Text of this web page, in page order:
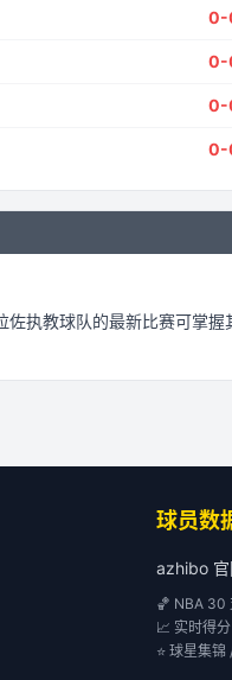
0-
0-
0-
0-
佐执教球队的最新比赛可掌握
球员数
azhibo 官
🏀 NBA 30
📈 实时得
⭐ 球星集